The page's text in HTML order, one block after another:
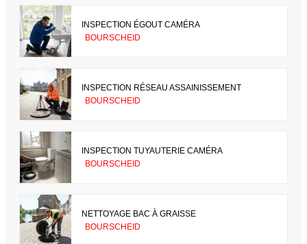
INSPECTION ÉGOUT CAMÉRA
BOURSCHEID
INSPECTION RÉSEAU ASSAINISSEMENT
BOURSCHEID
INSPECTION TUYAUTERIE CAMÉRA
BOURSCHEID
NETTOYAGE BAC À GRAISSE
BOURSCHEID